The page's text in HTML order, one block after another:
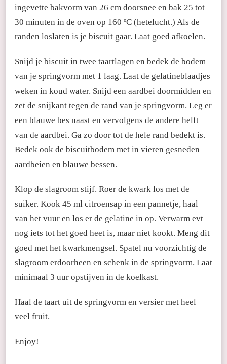
ingevette bakvorm van 26 cm doorsnee en bak 25 tot
30 minuten in de oven op 160 ºC (hetelucht.) Als de
randen loslaten is je biscuit gaar. Laat goed afkoelen.
Snijd je biscuit in twee taartlagen en bedek de bodem
van je springvorm met 1 laag. Laat de gelatineblaadjes
weken in koud water. Snijd een aardbei doormidden en
zet de snijkant tegen de rand van je springvorm. Leg er
een blauwe bes naast en vervolgens de andere helft
van de aardbei. Ga zo door tot de hele rand bedekt is.
Bedek ook de biscuitbodem met in vieren gesneden
aardbeien en blauwe bessen.
Klop de slagroom stijf. Roer de kwark los met de
suiker. Kook 45 ml citroensap in een pannetje, haal
van het vuur en los er de gelatine in op. Verwarm evt
nog iets tot het goed heet is, maar niet kookt. Meng dit
goed met het kwarkmengsel. Spatel nu voorzichtig de
slagroom erdoorheen en schenk in de springvorm. Laat
minimaal 3 uur opstijven in de koelkast.
Haal de taart uit de springvorm en versier met heel
veel fruit.
Enjoy!